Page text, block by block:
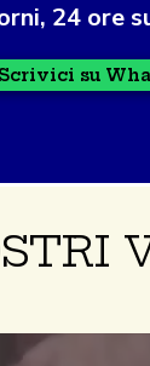
24 ore
Scrivici su